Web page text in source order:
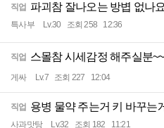
직업 파괴참 잘나오는 방볍 없나요
특사부 Lv.30 조회 258 12:36
직업 스몰참 시세감정 해주실분~~
게싸 Lv.7 조회 227 12:04
직업 용병 물약 주는거 키 바꾸는
사과맛탕 Lv.32 조회 182 11:21